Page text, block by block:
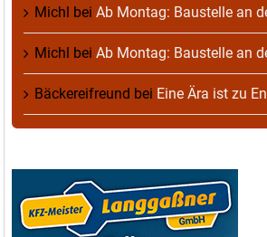
Michl bei Ab Montag: Baustelle an
Michl bei Ab Montag: Baustelle an
Bäckereifreund bei Eine Ära ist zu